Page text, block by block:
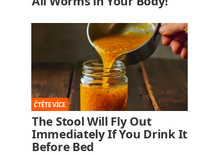
The Stool Will Fly Out
Immediately If You Drink It
Before Bed